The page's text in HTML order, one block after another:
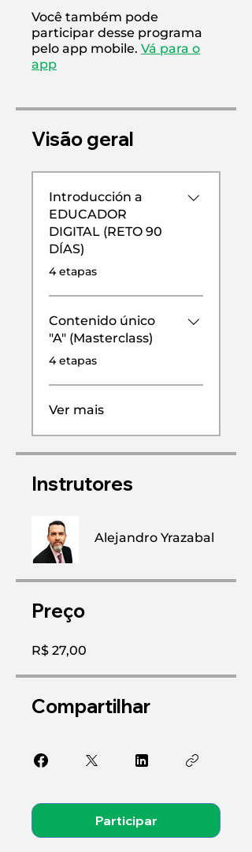
Você também pode
participar desse programa
pelo app mobile. Vá para o
app
Visão geral
Introducción a
EDUCADOR
DIGITAL (RETO 90
DÍAS)
.
4 etapas
Contenido único
"A" (Masterclass)
.
4 etapas
Ver mais
Instrutores
Alejandro Yrazabal
Preço
R$ 27,00
Compartilhar
Participar